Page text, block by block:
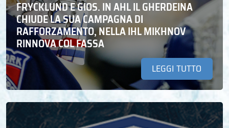
FRYCKLUND E GIOS. IN AHL IL GHERDEINA
CHIUDE LA SUA CAMPAGNA DI
RAFFORZAMENTO, NELLA IHL MIKHNOV
RINNOVA COL FASSA
LEGGI TUTTO